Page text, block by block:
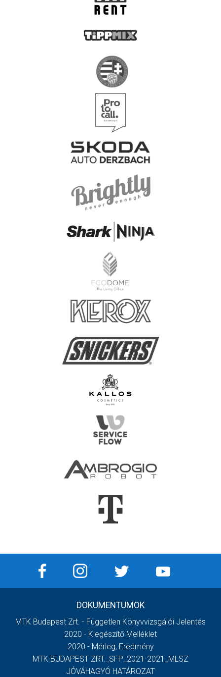
DOKUMENTUMOK
MTK Budapest Zrt. - Független Könyvvizsgálói Jelentés
2020 - Kiegészítő Melléklet
2020 - Mérleg, Eredmény
MTK BUDAPEST ZRT._SFP_2021-2021_MLSZ
JÓVÁHAGYÓ HATÁROZAT